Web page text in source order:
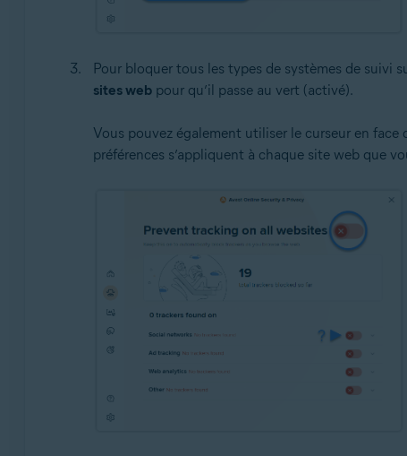
Pour bloquer tous les types de systèmes de suivi
sites webpour qu’il passe au vert (activé).
Vous pouvez également utiliser le curseur en
préférences s’appliquent à chaque site web que